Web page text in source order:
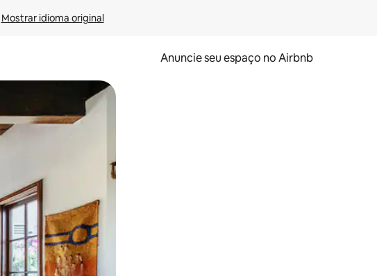
Mostrar idioma original
Anuncie seu espaço no Airbnb